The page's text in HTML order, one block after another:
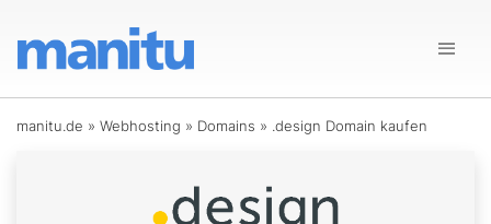
manitu.de » Webhosting » Domains » .design Domain kaufen